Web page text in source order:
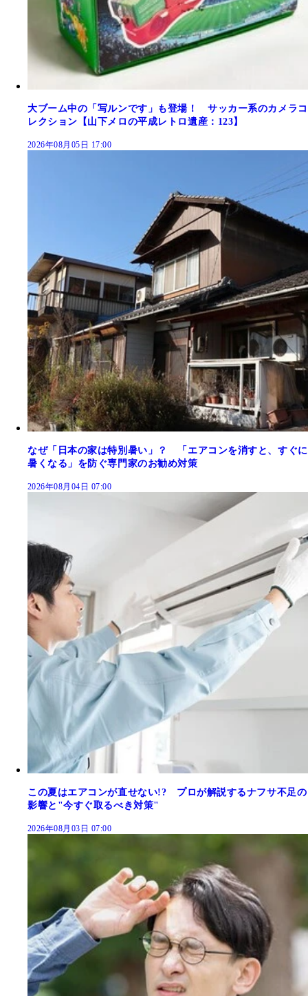
大ブーム中の「写ルンです」も登場！ サッカー系のカメラコ
レクション【山下メロの平成レトロ遺産：123】
2026年08月05日 17:00
なぜ「日本の家は特別暑い」？ 「エアコンを消すと、すぐに
暑くなる」を防ぐ専門家のお勧め対策
2026年08月04日 07:00
この夏はエアコンが直せない!? プロが解説するナフサ不足の
影響と"今すぐ取るべき対策"
2026年08月03日 07:00